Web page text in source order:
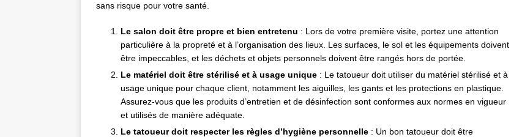
sans risque pour votre santé.
Le salon doit être propre et bien entretenu : Lors de votre première visite, portez une attention
particulière à la propreté et à l’organisation des lieux. Les surfaces, le sol et les équipements doivent
être impeccables, et les déchets et objets personnels doivent être rangés hors de portée.
Le matériel doit être stérilisé et à usage unique : Le tatoueur doit utiliser du matériel stérilisé et à
usage unique pour chaque client, notamment les aiguilles, les gants et les protections en plastique.
Assurez-vous que les produits d’entretien et de désinfection sont conformes aux normes en vigueur
et utilisés de manière adéquate.
Le tatoueur doit respecter les règles d’hygiène personnelle : Un bon tatoueur doit être